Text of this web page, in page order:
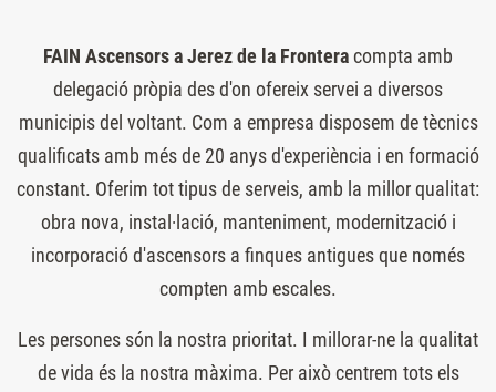
FAIN Ascensors a Jerez de la Fronteracompta amb
delegació pròpia des d'on ofereix servei a diversos
municipis del voltant. Com a empresa disposem de tècnics
qualificats amb més de 20 anys d'experiència i en formació
constant. Oferim tot tipus de serveis, amb la millor qualitat:
obra nova, instal·lació, manteniment, modernització i
incorporació d'ascensors a finques antigues que només
compten amb escales.
Les persones són la nostra prioritat. I millorar-ne la qualitat
de vida és la nostra màxima. Per això centrem tots els